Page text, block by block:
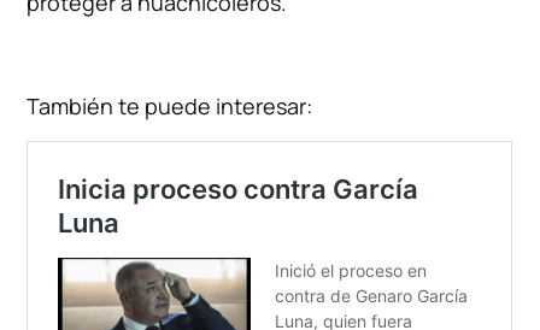
También te puede interesar: